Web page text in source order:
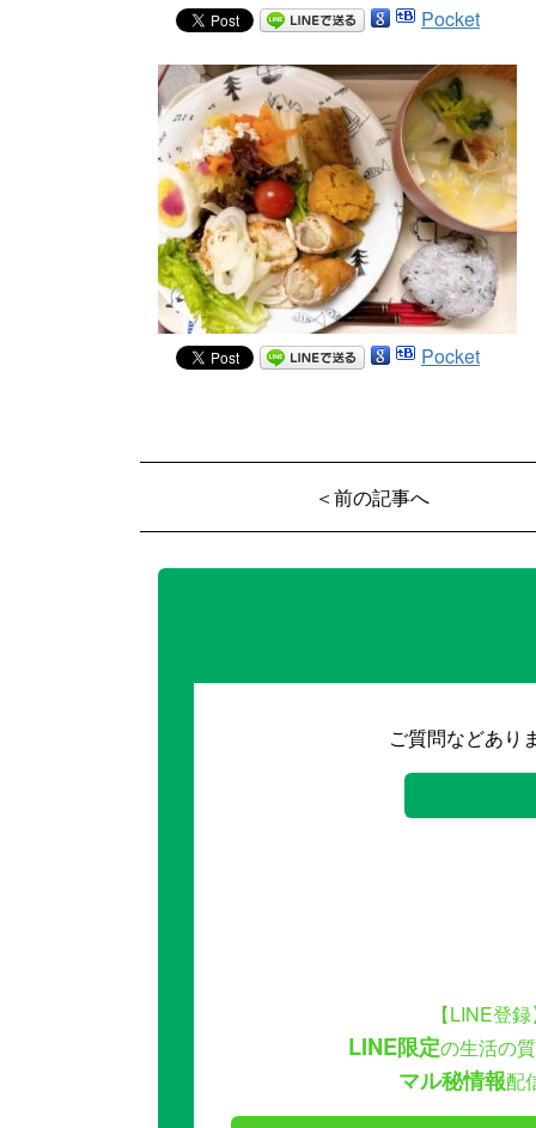
Pocket
Pocket
＜前の記事へ
ご質問などあり
【LINE登
LINE限定の生活の
マル秘情報配